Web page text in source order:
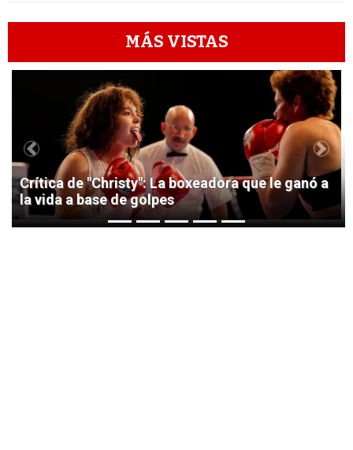
MÁS VISTAS
Crítica de "Christy": La boxeadora que le ganó a
la vida a base de golpes
Previous Next